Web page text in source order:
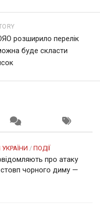
розширило перелік
буде скласти
/ ПОДІЇ
про атаку
чорного диму —